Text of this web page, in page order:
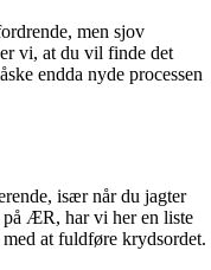
men sjov
vi, at du vil finde det
endda nyde processen
især når du jagter
ÆR, har vi her en liste
at fuldføre krydsordet.